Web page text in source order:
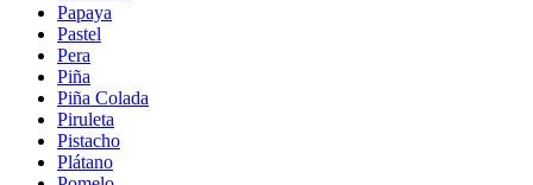
Papaya
Pastel
Pera
Piña
Piña Colada
Piruleta
Pistacho
Plátano